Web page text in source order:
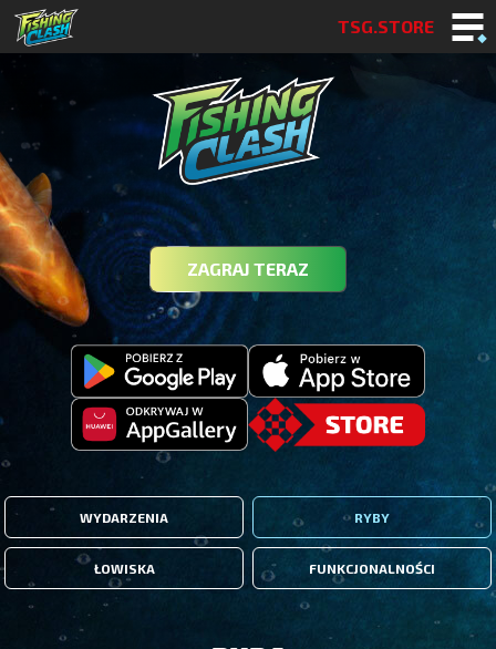
TSG.STORE
ZAGRAJ TERAZ
WYDARZENIA RYBY
ŁOWISKA FUNKCJONALNOŚCI